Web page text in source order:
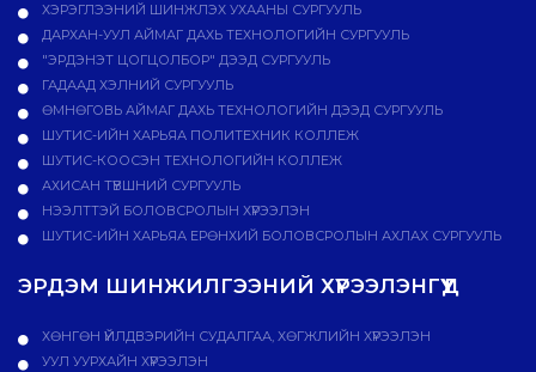
ХЭРЭГЛЭЭНИЙ ШИНЖЛЭХ УХААНЫ СУРГУУЛЬ
ДАРХАН-УУЛ АЙМАГ ДАХЬ ТЕХНОЛОГИЙН СУРГУУЛЬ
"ЭРДЭНЭТ ЦОГЦОЛБОР" ДЭЭД СУРГУУЛЬ
ГАДААД ХЭЛНИЙ СУРГУУЛЬ
ӨМНӨГОВЬ АЙМАГ ДАХЬ ТЕХНОЛОГИЙН ДЭЭД СУРГУУЛЬ
ШУТИС-ИЙН ХАРЬЯА ПОЛИТЕХНИК КОЛЛЕЖ
ШУТИС-КООСЭН ТЕХНОЛОГИЙН КОЛЛЕЖ
АХИСАН ТҮВШНИЙ СУРГУУЛЬ
НЭЭЛТТЭЙ БОЛОВСРОЛЫН ХҮРЭЭЛЭН
ШУТИС-ИЙН ХАРЬЯА ЕРӨНХИЙ БОЛОВСРОЛЫН АХЛАХ СУРГУУЛЬ
ЭРДЭМ ШИНЖИЛГЭЭНИЙ ХҮРЭЭЛЭНГҮҮД
ХӨНГӨН ҮЙЛДВЭРИЙН СУДАЛГАА, ХӨГЖЛИЙН ХҮРЭЭЛЭН
УУЛ УУРХАЙН ХҮРЭЭЛЭН